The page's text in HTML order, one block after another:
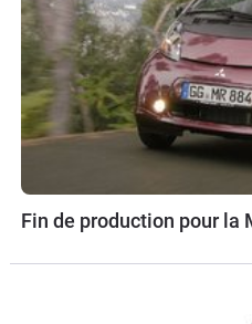
Fin de production pour la